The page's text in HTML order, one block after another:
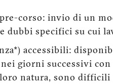
corso: invio di un
dubbi specifici su cui
accessibili:
giorni successivi
natura, sono